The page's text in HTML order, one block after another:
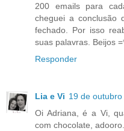
200 emails para
cheguei a conclusão
fechado. Por isso
suas palavras. Beijos
Responder
Lia e Vi 19 de
Oi Adriana, é a Vi,
com chocolate, adooro.